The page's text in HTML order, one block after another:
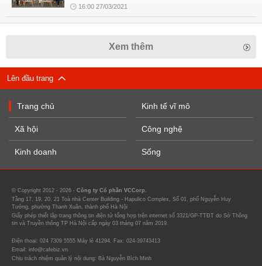
16:00 27/03/2021
Xem thêm
Lên đầu trang
Trang chủ
Xã hội
Kinh doanh
Kinh tế vĩ mô
Công nghệ
Sống
© Copyright 2012 - 2026 - Công ty Cổ phần VCCorp.
Tầng 17, 19, 20, 21 Toà nhà Center Building - Hapulico Complex, Số 01, phố Nguyễn Huy
Tưởng, phường Thanh Xuân, thành phố Hà Nội
Giấy phép thiết lập trang thông tin điện tử tổng hợp trên internet số 3321/GP-TTĐT do Sở Thông
tin và Truyền thông TP Hà Nội cấp ngày 03 tháng 07 năm 2019.
Điện thoại: 024 7309 5555 Máy lẻ 41294. Fax: 024-39743413
Email: info@cafebiz.vn
Chịu trách nhiệm quản lý nội dung: Bà Nguyễn Bích Minh